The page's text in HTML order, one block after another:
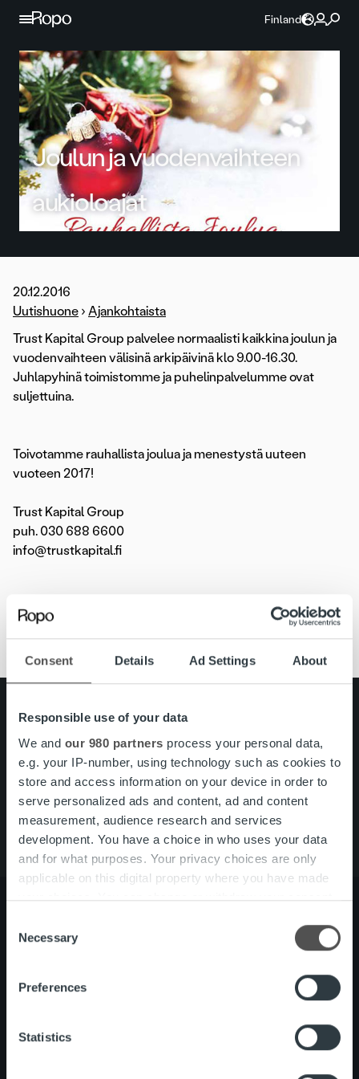
Consent Details Ad Settings About
Responsible use of your data
We and our 980 partners process your personal data,
e.g. your IP-number, using technology such as cookies to
store and access information on your device in order to
serve personalized ads and content, ad and content
measurement, audience research and services
development. You have a choice in who uses your data
and for what purposes. Your privacy choices are only
applicable on this digital property where you have made
your choices. You can change or withdraw your consent
the Privacy trigger icon.
Find out more about how your personal data is processed
and set your preferences in the
We use cookies to personalise content and ads, to
provide social media features and to analyse our traffic.
Selection
Necessary
Preferences
Statistics
Jatka sisältöön
Finland
Joulun ja vuodenvaihteen
aukioloajat
20.12.2016
Uutishuone › Ajankohtaista
Trust Kapital Group palvelee normaalisti kaikkina joulun ja
vuodenvaihteen välisinä arkipäivinä klo 9.00-16.30.
Juhlapyhinä toimistomme ja puhelinpalvelumme ovat
suljettuina.
Toivotamme rauhallista joulua ja menestystä uuteen
vuoteen 2017!
Trust Kapital Group
puh. 030 688 6600
info@trustkapital.fi
Ajankohtaista
Pikalinkit
Yhteystiedot
Ura Ropolla
Palvelut
Tietoa meistä
Search for:
Tietoa meistä
Palvelut